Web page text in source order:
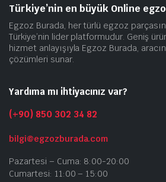
Türkiye’nin en büyük Online
Egzoz Burada, her türlü egzoz
Türkiye’nin lider platformudur. Geniş
hizmet anlayışıyla Egzoz Burada,
çözümleri sunar.
Yardıma mı ihtiyacınız var?
(+90) 850 302 34 82
bilgi@egzozburada.com
Pazartesi – Cuma: 8:00-20:00
Cumartesi: 11:00 – 15:00